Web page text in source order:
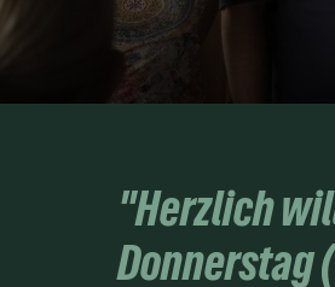
"Herzlich
Donnerstag